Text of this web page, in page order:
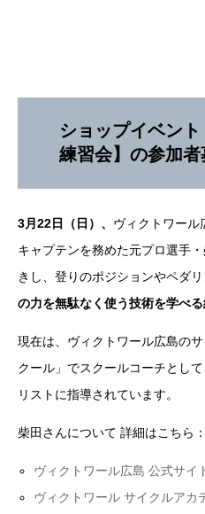
ショップイベン
練習会】の参加者
3月22日（日）、 ヴィクトワール
キャプテンを務めた元プロ選手・
きし、登りのポジションやペダ
の力を無駄なく使う技術を学べ
現在は、ヴィクトワール広島の
クール」でスクールコーチとし
リストに指導されています。
柴田さんについて 詳細はこちら：
ヴィクトワール広島 公式サイ
ヴィクトワール サイクルアカ